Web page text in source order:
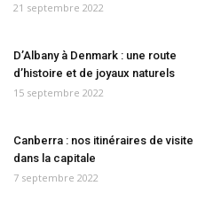
21 septembre 2022
D’Albany à Denmark : une route
d’histoire et de joyaux naturels
15 septembre 2022
Canberra : nos itinéraires de visite
dans la capitale
7 septembre 2022